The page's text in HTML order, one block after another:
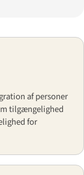
af personer
tilgængelighed
for